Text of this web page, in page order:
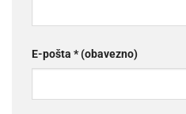
E-pošta * (obavezno)